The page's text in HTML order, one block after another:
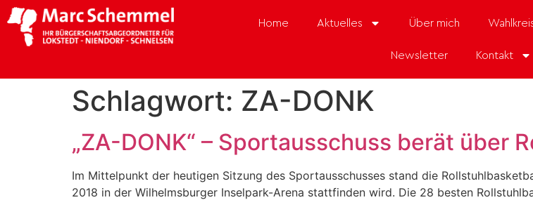
Home Aktuelles Über mich
Newsletter Kontakt
Schlagwort: ZA-DONK
„ZA-DONK“ – Sportausschuss berät über
Im Mittelpunkt der heutigen Sitzung des Sportausschusses stand die
2018 in der Wilhelmsburger Inselpark-Arena stattfinden wird. Die 28 besten